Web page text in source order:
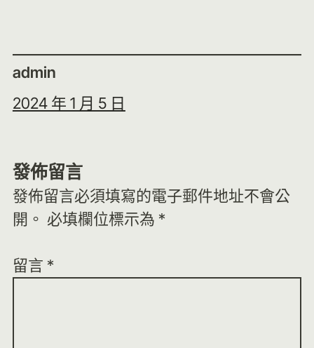
admin
2024 年 1 月 5 日
發佈留言
發佈留言必須填寫的電子郵件地址不會公
開。 必填欄位標示為 *
留言 *